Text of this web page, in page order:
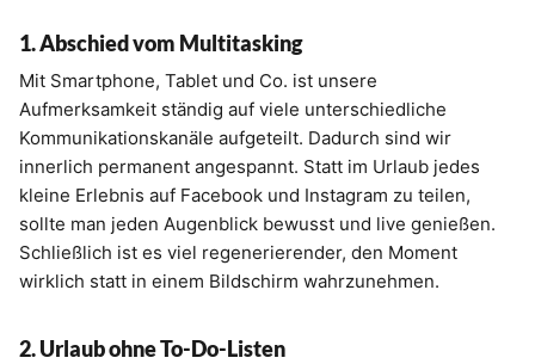
1. Abschied vom Multitasking
Mit Smartphone, Tablet und Co. ist unsere
Aufmerksamkeit ständig auf viele unterschiedliche
Kommunikationskanäle aufgeteilt. Dadurch sind wir
innerlich permanent angespannt. Statt im Urlaub jedes
kleine Erlebnis auf Facebook und Instagram zu teilen,
sollte man jeden Augenblick bewusst und live genießen.
Schließlich ist es viel regenerierender, den Moment
wirklich statt in einem Bildschirm wahrzunehmen.
2. Urlaub ohne To-Do-Listen